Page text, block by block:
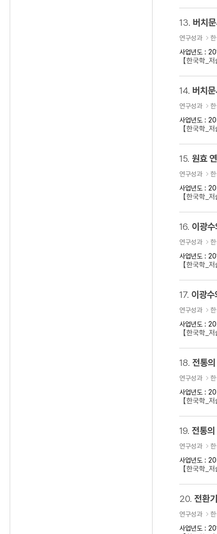
13. 버치
연구성과
사업년도 :
【한국학_
14. 버치
연구성과
사업년도 :
【한국학_
15. 원효
연구성과
사업년도 :
【한국학_
16. 이광
연구성과
사업년도 :
【한국학_
17. 이광
연구성과
사업년도 :
【한국학_
18. 전통
연구성과
사업년도 :
【한국학_
19. 전통
연구성과
사업년도 :
【한국학_
20. 전환
연구성과
사업년도 :